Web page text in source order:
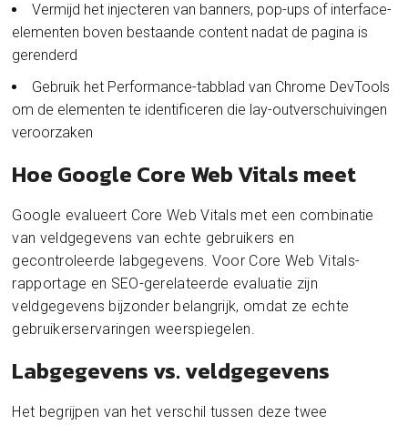
Vermijd het injecteren van banners, pop-ups of interface-
elementen boven bestaande content nadat de pagina is
gerenderd
Gebruik het Performance-tabblad van Chrome DevTools
om de elementen te identificeren die lay-outverschuivingen
veroorzaken
Hoe Google Core Web Vitals meet
Google evalueert Core Web Vitals met een combinatie
van veldgegevens van echte gebruikers en
gecontroleerde labgegevens. Voor Core Web Vitals-
rapportage en SEO-gerelateerde evaluatie zijn
veldgegevens bijzonder belangrijk, omdat ze echte
gebruikerservaringen weerspiegelen.
Labgegevens vs. veldgegevens
Het begrijpen van het verschil tussen deze twee